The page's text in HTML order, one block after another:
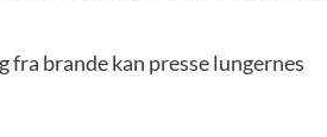
brande kan presse lungernes